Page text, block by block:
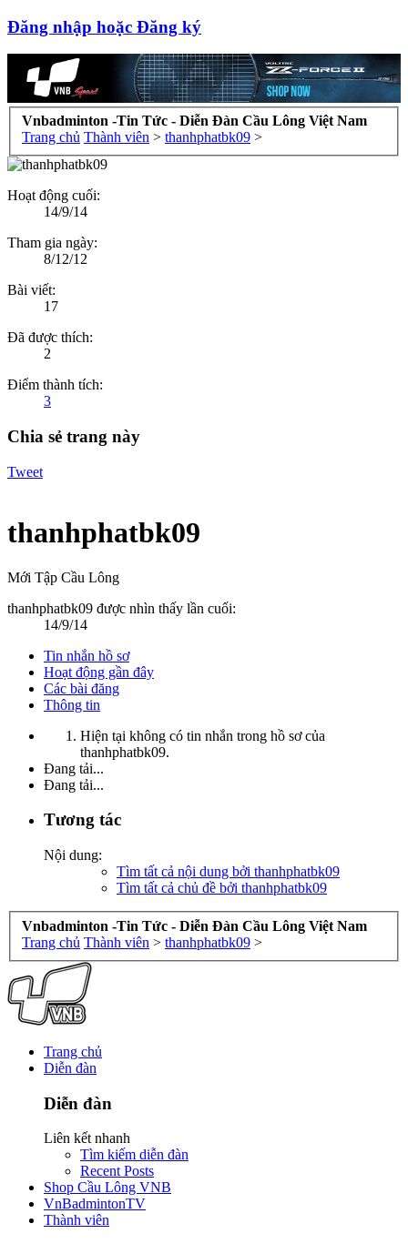
Đăng nhập hoặc Đăng ký
Vnbadminton -Tin Tức - Diễn Đàn Cầu Lông Việt Nam
Trang chủ Thành viên > thanhphatbk09 >
Hoạt động cuối:
14/9/14
Tham gia ngày:
8/12/12
Bài viết:
17
Đã được thích:
2
Điểm thành tích:
3
Chia sẻ trang này
Tweet
thanhphatbk09
Mới Tập Cầu Lông
thanhphatbk09 được nhìn thấy lần cuối:
14/9/14
Tin nhắn hồ sơ
Hoạt động gần đây
Các bài đăng
Thông tin
Hiện tại không có tin nhắn trong hồ sơ của
thanhphatbk09.
Đang tải...
Đang tải...
Tương tác
Nội dung:
Tìm tất cả nội dung bởi thanhphatbk09
Tìm tất cả chủ đề bởi thanhphatbk09
Vnbadminton -Tin Tức - Diễn Đàn Cầu Lông Việt Nam
Trang chủ Thành viên > thanhphatbk09 >
Trang chủ
Diễn đàn
Diễn đàn
Liên kết nhanh
Tìm kiếm diễn đàn
Recent Posts
Shop Cầu Lông VNB
VnBadmintonTV
Thành viên